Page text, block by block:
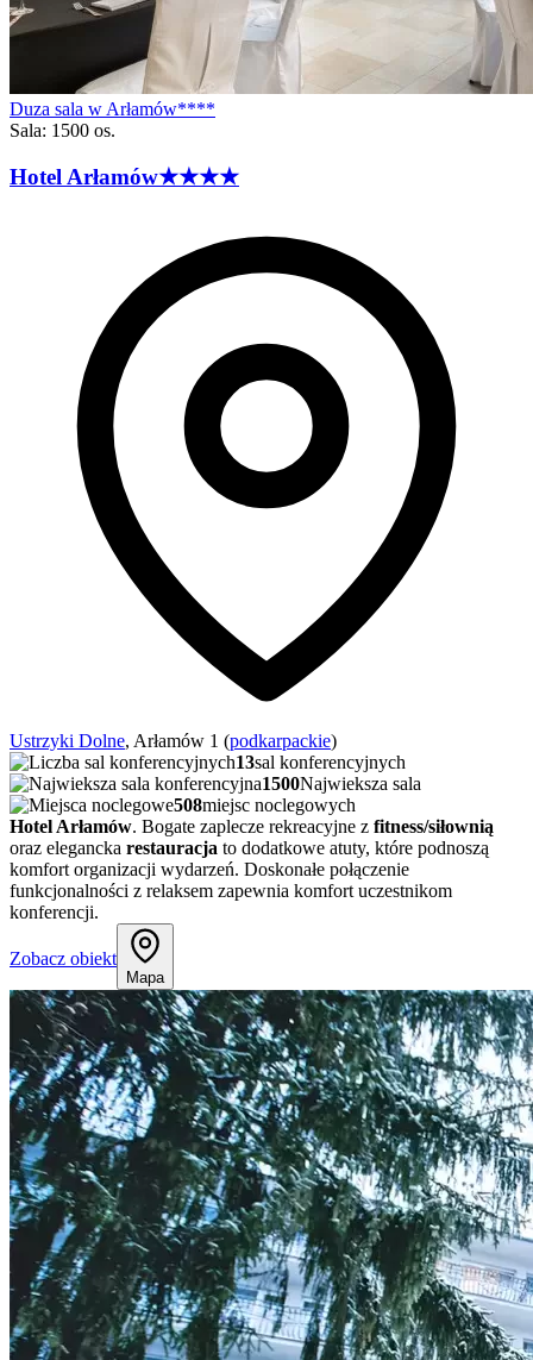
Duza sala w Arłamów****
Sala: 1500 os.
Hotel Arłamów★★★★
Ustrzyki Dolne, Arłamów 1 (podkarpackie)
13sal konferencyjnych
1500Najwieksza sala
508miejsc noclegowych
Hotel Arłamów. Bogate zaplecze rekreacyjne z fitness/siłownią
oraz elegancka restauracja to dodatkowe atuty, które podnoszą
komfort organizacji wydarzeń. Doskonałe połączenie
funkcjonalności z relaksem zapewnia komfort uczestnikom
konferencji.
Zobacz obiekt
Mapa